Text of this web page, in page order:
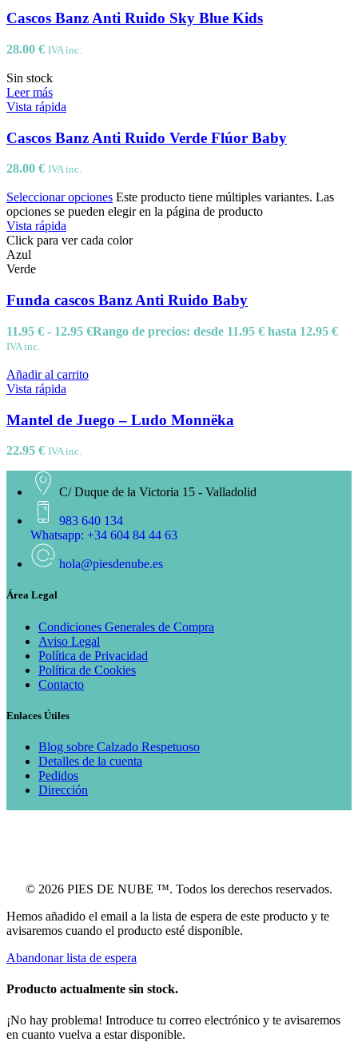
Cascos Banz Anti Ruido Sky Blue Kids
28.00 € IVA inc.
Sin stock
Leer más
Vista rápida
Cascos Banz Anti Ruido Verde Flúor Baby
28.00 € IVA inc.
Seleccionar opciones Este producto tiene múltiples variantes. Las
opciones se pueden elegir en la página de producto
Vista rápida
Azul
Verde
Funda cascos Banz Anti Ruido Baby
11.95 € - 12.95 €Rango de precios: desde 11.95 € hasta 12.95 €
IVA inc.
Añadir al carrito
Vista rápida
Mantel de Juego – Ludo Monnëka
22.95 € IVA inc.
C/ Duque de la Victoria 15 - Valladolid
983 640 134
Whatsapp: +34 604 84 44 63
hola@piesdenube.es
Área Legal
Condiciones Generales de Compra
Aviso Legal
Política de Privacidad
Política de Cookies
Contacto
Enlaces Útiles
Blog sobre Calzado Respetuoso
Detalles de la cuenta
Pedidos
Dirección
© 2026 PIES DE NUBE ™. Todos los derechos reservados.
Hemos añadido el email a la lista de espera de este producto y te
avisaremos cuando el producto esté disponible.
Abandonar lista de espera
Producto actualmente sin stock.
¡No hay problema! Introduce tu correo electrónico y te avisaremos
en cuanto vuelva a estar disponible.